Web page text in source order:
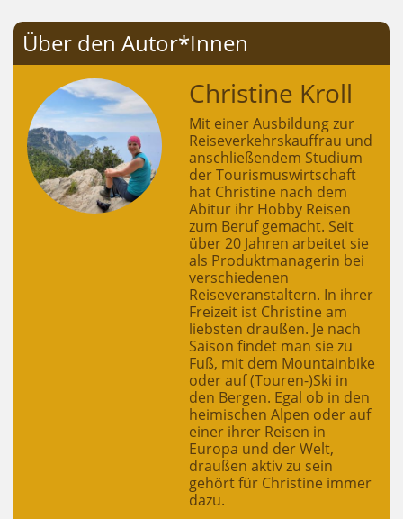
Über den Autor*Innen
Christine Kroll
Mit einer Ausbildung zur
Reiseverkehrskauffrau und
anschließendem Studium
der Tourismuswirtschaft
hat Christine nach dem
Abitur ihr Hobby Reisen
zum Beruf gemacht. Seit
über 20 Jahren arbeitet sie
als Produktmanagerin bei
verschiedenen
Reiseveranstaltern. In ihrer
Freizeit ist Christine am
liebsten draußen. Je nach
Saison findet man sie zu
Fuß, mit dem Mountainbike
oder auf (Touren-)Ski in
den Bergen. Egal ob in den
heimischen Alpen oder auf
einer ihrer Reisen in
Europa und der Welt,
draußen aktiv zu sein
gehört für Christine immer
dazu.